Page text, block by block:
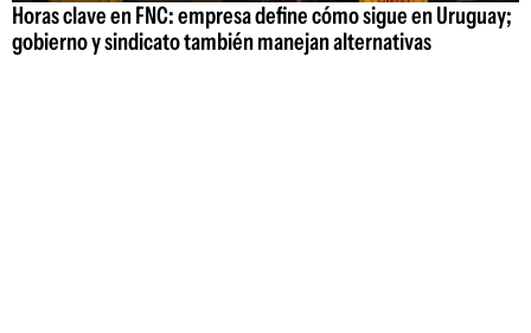
Horas clave en FNC: empresa define cómo sigue en Uruguay;
gobierno y sindicato también manejan alternativas